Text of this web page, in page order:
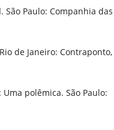
São Paulo: Companhia das
de Janeiro: Contraponto,
Uma polêmica. São Paulo: